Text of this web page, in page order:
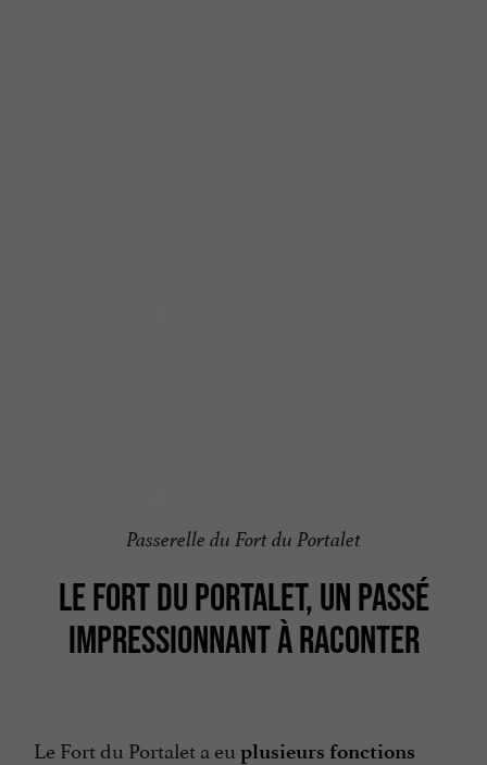
Passerelle du Fort du Portalet
LE FORT DU PORTALET, UN PASSÉ
IMPRESSIONNANT À RACONTER
Le Fort du Portalet a eu plusieurs fonctions